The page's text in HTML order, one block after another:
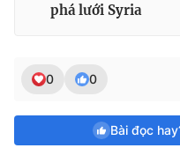
phá lưới Syria
0 0
Bài đọc